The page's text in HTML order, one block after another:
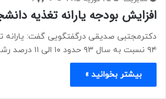
افزایش بودجه یارانه تغذیه
دکترمجتبی صدیقی درگفتگویی گفت: یارانه
۹۴ نسبت به سال ۹۳ حدود ۱۰ الی ۱۱ درصد رشد…
بیشتر بخوانید »